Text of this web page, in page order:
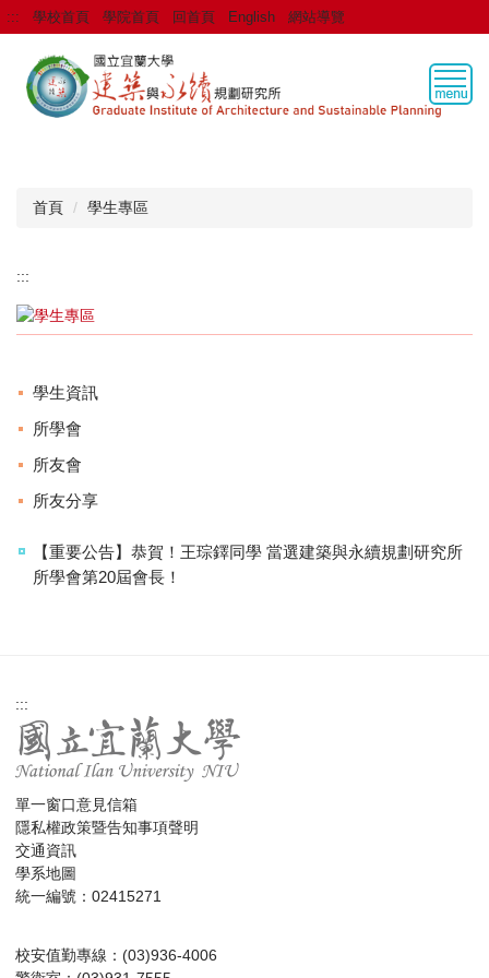
跳
到
::: 學校首頁 學院首頁 回首頁 English 網站導覽
首頁 學生專區
:::
學生資訊
所學會
所友會
所友分享
【重要公告】恭賀！王琮鐸同學 當選建築與永續規劃研究所
所學會第20屆會長！
:::
單一窗口意見信箱
隱私權政策暨告知事項聲明
交通資訊
學系地圖
統一編號：02415271
校安值勤專線：(03)936-4006